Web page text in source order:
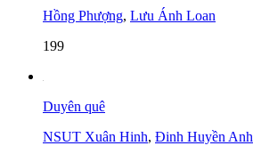
Hồng Phượng, Lưu Ánh Loan
199
Duyên quê
NSUT Xuân Hinh, Đinh Huyền Anh